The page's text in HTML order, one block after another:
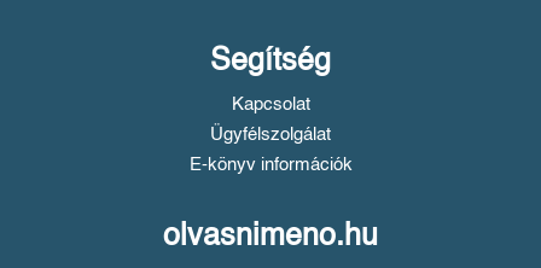
Segítség
Kapcsolat
Ügyfélszolgálat
E-könyv információk
olvasnimeno.hu